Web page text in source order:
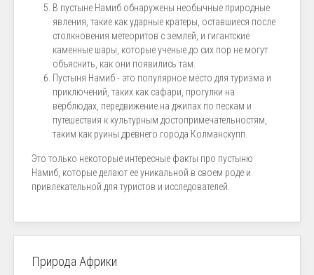
В пустыне Намиб обнаружены необычные природные
явления, такие как ударные кратеры, оставшиеся после
столкновения метеоритов с землей, и гигантские
каменные шары, которые ученые до сих пор не могут
объяснить, как они появились там.
Пустыня Намиб - это популярное место для туризма и
приключений, таких как сафари, прогулки на
верблюдах, передвижение на джипах по пескам и
путешествия к культурным достопримечательностям,
таким как руины древнего города Колманскупп.
Это только некоторые интересные факты про пустыню
Намиб, которые делают ее уникальной в своем роде и
привлекательной для туристов и исследователей.
Природа Африки